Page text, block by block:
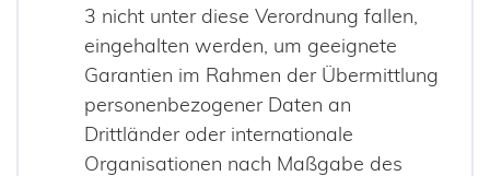
3 nicht unter diese Verordnung fallen,
eingehalten werden, um geeignete
Garantien im Rahmen der Übermittlung
personenbezogener Daten an
Drittländer oder internationale
Organisationen nach Maßgabe des